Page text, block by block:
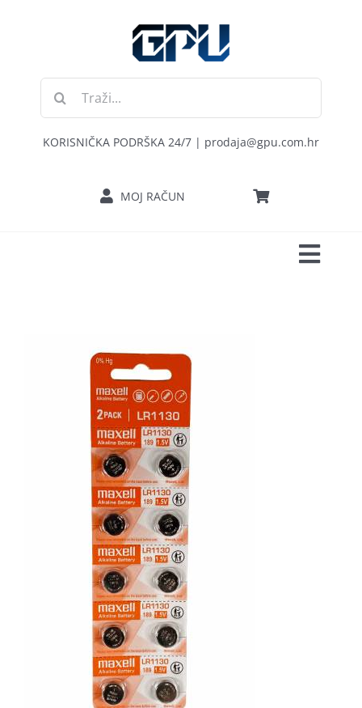
Traži...
KORISNIČKA PODRŠKA 24/7 | prodaja@gpu.com.hr
MOJ RAČUN
KOMPONENTE
KABELI I KONEKTORI
MREŽNA OPREMA
POTROŠAČKA ELEKTRONIKA